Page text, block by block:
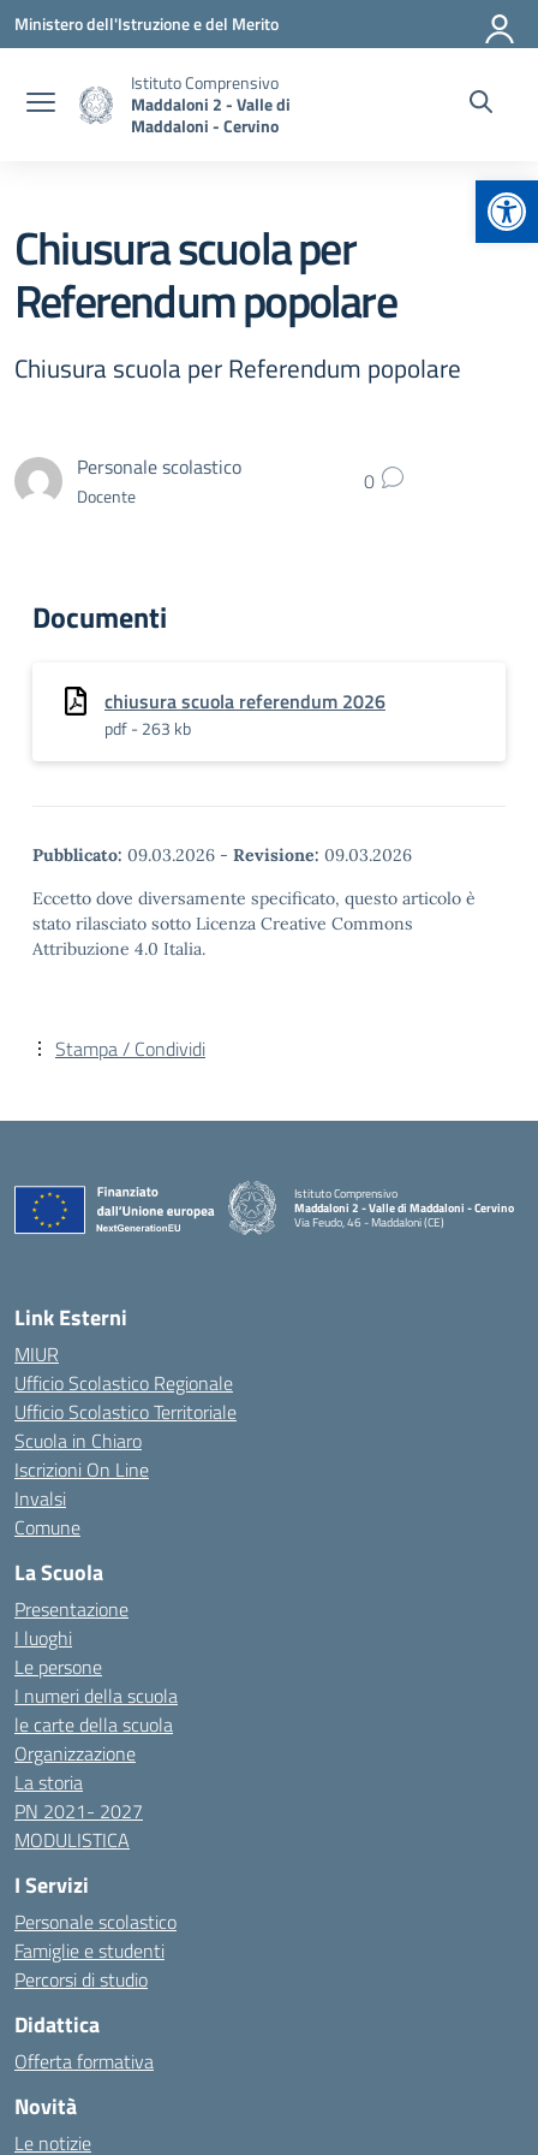
Vai ai contenuti
Vai al menu di navigazione
Vai al footer
Ministero dell'Istruzione e del Merito
Istituto Comprensivo
Maddaloni 2 - Valle di
Maddaloni - Cervino
Chiusura scuola per
Referendum popolare
Chiusura scuola per Referendum popolare
Personale scolastico
Docente 0
Documenti
chiusura scuola referendum 2026
pdf - 263 kb
Pubblicato: 09.03.2026 - Revisione: 09.03.2026
Eccetto dove diversamente specificato, questo articolo è
stato rilasciato sotto Licenza Creative Commons
Attribuzione 4.0 Italia.
Stampa / Condividi
Istituto Comprensivo
Maddaloni 2 - Valle di Maddaloni - Cervino
Via Feudo, 46 - Maddaloni (CE)
Link Esterni
MIUR
Ufficio Scolastico Regionale
Ufficio Scolastico Territoriale
Scuola in Chiaro
Iscrizioni On Line
Invalsi
Comune
La Scuola
Presentazione
I luoghi
Le persone
I numeri della scuola
le carte della scuola
Organizzazione
La storia
PN 2021- 2027
MODULISTICA
I Servizi
Personale scolastico
Famiglie e studenti
Percorsi di studio
Didattica
Offerta formativa
Novità
Le notizie